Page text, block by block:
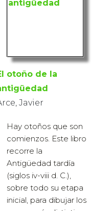
otoño de la
Javier
Hay otoños que son
comienzos. Este libro
recorre la
Antigüedad tardía
(siglos iv-viii d. C.),
sobre todo su etapa
inicial, para dibujar los